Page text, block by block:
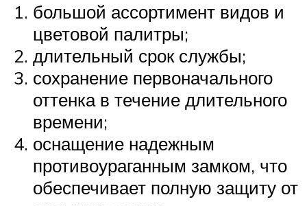
большой ассортимент видов и
цветовой палитры;
длительный срок службы;
сохранение первоначального
оттенка в течение длительного
времени;
оснащение надежным
противоураганным замком, что
обеспечивает полную защиту от